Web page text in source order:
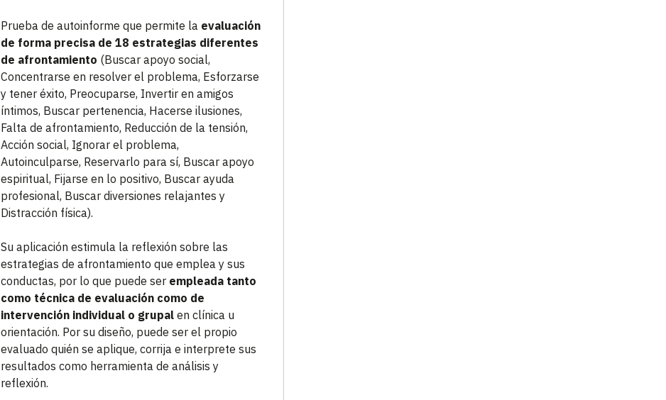
Prueba de autoinforme que permite la evaluación
de forma precisa de 18 estrategias diferentes
de afrontamiento (Buscar apoyo social,
Concentrarse en resolver el problema, Esforzarse
y tener éxito, Preocuparse, Invertir en amigos
íntimos, Buscar pertenencia, Hacerse ilusiones,
Falta de afrontamiento, Reducción de la tensión,
Acción social, Ignorar el problema,
Autoinculparse, Reservarlo para sí, Buscar apoyo
espiritual, Fijarse en lo positivo, Buscar ayuda
profesional, Buscar diversiones relajantes y
Distracción física).
Su aplicación estimula la reflexión sobre las
estrategias de afrontamiento que emplea y sus
conductas, por lo que puede ser empleada tanto
como técnica de evaluación como de
intervención individual o grupal en clínica u
orientación. Por su diseño, puede ser el propio
evaluado quién se aplique, corrija e interprete sus
resultados como herramienta de análisis y
reflexión.